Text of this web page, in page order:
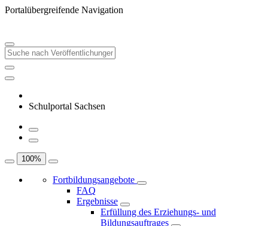
Portalübergreifende Navigation
Schulportal Sachsen
100%
Fortbildungsangebote
FAQ
Ergebnisse
Erfüllung des Erziehungs- und
Bildungsauftrages